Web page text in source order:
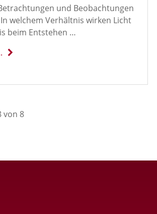
und Beobachtungen
welchem Verhältnis wirken Licht
beim Entstehen …
von 8